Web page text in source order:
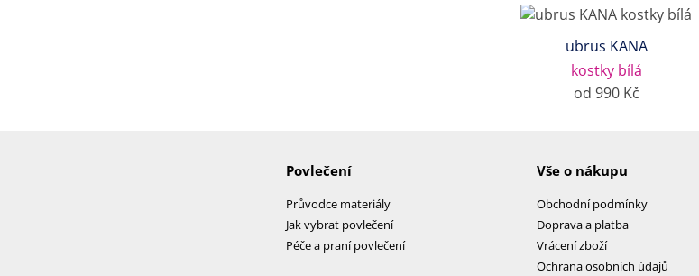
ubrus KANA
kostky bílá
od 990 Kč
Povlečení
Průvodce materiály
Jak vybrat povlečení
Péče a praní povlečení
Vše o nákupu
Obchodní podmínky
Doprava a platba
Vrácení zboží
Ochrana osobních údajů